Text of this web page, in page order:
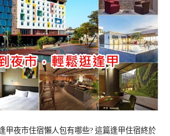
甲夜市住宿懶人包有哪些? 這篇逢甲住宿終於